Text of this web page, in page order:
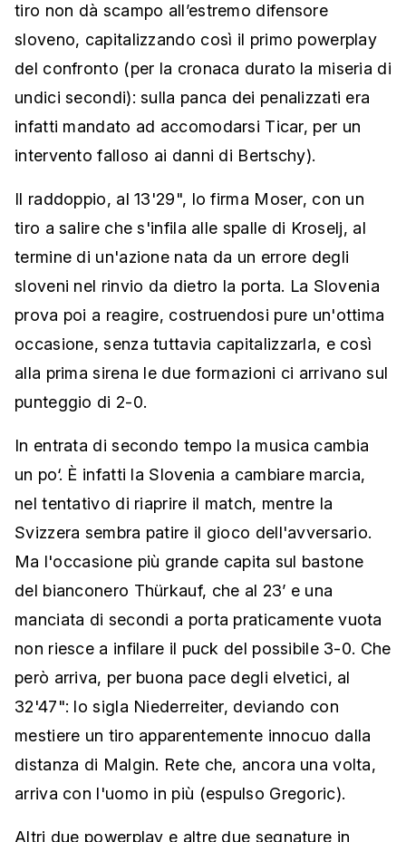
tiro non dà scampo all’estremo difensore
sloveno, capitalizzando così il primo powerplay
del confronto (per la cronaca durato la miseria di
undici secondi): sulla panca dei penalizzati era
infatti mandato ad accomodarsi Ticar, per un
intervento falloso ai danni di Bertschy).
Il raddoppio, al 13'29", lo firma Moser, con un
tiro a salire che s'infila alle spalle di Kroselj, al
termine di un'azione nata da un errore degli
sloveni nel rinvio da dietro la porta. La Slovenia
prova poi a reagire, costruendosi pure un'ottima
occasione, senza tuttavia capitalizzarla, e così
alla prima sirena le due formazioni ci arrivano sul
punteggio di 2-0.
In entrata di secondo tempo la musica cambia
un po‘. È infatti la Slovenia a cambiare marcia,
nel tentativo di riaprire il match, mentre la
Svizzera sembra patire il gioco dell'avversario.
Ma l'occasione più grande capita sul bastone
del bianconero Thürkauf, che al 23’ e una
manciata di secondi a porta praticamente vuota
non riesce a infilare il puck del possibile 3-0. Che
però arriva, per buona pace degli elvetici, al
32'47": lo sigla Niederreiter, deviando con
mestiere un tiro apparentemente innocuo dalla
distanza di Malgin. Rete che, ancora una volta,
arriva con l'uomo in più (espulso Gregoric).
Altri due powerplay e altre due segnature in